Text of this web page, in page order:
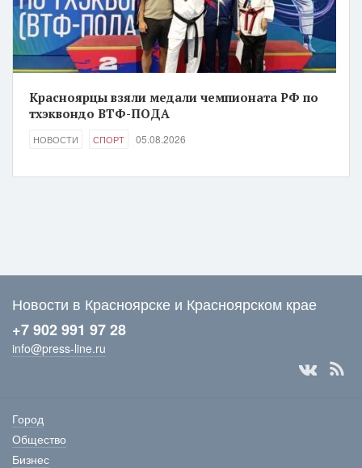
Красноярцы взяли медали чемпионата РФ по
тхэквондо ВТФ-ПОДА
НОВОСТИ СПОРТ 05.08.2026
Новости в Красноярске и Красноярском крае
+7 902 991 97 28
info@press-line.ru
Город
Общество
Бизнес